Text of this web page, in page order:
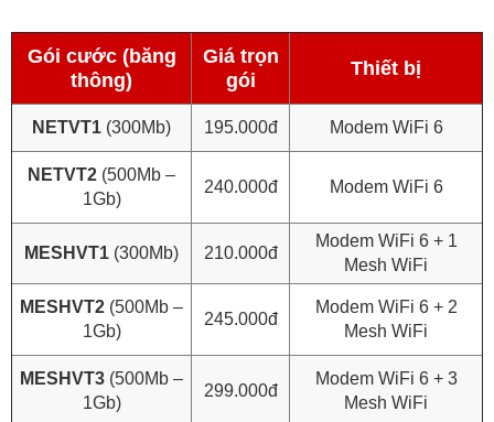
Gói cước (băng
thông)
Giá trọn
gói
Thiết bị
NETVT1 (300Mb) 195.000đ Modem WiFi 6
NETVT2 (500Mb –
1Gb)
240.000đ Modem WiFi 6
MESHVT1 (300Mb) 210.000đ
Modem WiFi 6 + 1
Mesh WiFi
MESHVT2 (500Mb –
1Gb)
245.000đ
Modem WiFi 6 + 2
Mesh WiFi
MESHVT3 (500Mb –
1Gb)
299.000đ
Modem WiFi 6 + 3
Mesh WiFi